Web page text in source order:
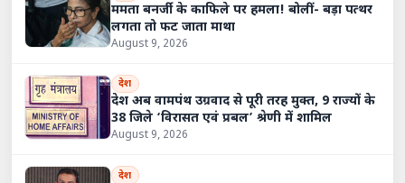
ममता बनर्जी के काफिले पर हमला! बोलीं- बड़ा पत्थर
लगता तो फट जाता माथा
August 9, 2026
देश
देश अब वामपंथ उग्रवाद से पूरी तरह मुक्त, 9 राज्यों के
38 जिले ‘विरासत एवं प्रबल’ श्रेणी में शामिल
August 9, 2026
देश